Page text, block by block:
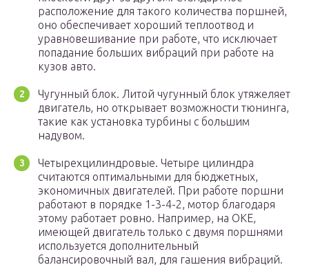
расположение для такого количества поршней,
оно обеспечивает хороший теплоотвод и
уравновешивание при работе, что исключает
попадание больших вибраций при работе на
кузов авто.
Чугунный блок. Литой чугунный блок утяжеляет
двигатель, но открывает возможности тюнинга,
такие как установка турбины с большим
надувом.
Четырехцилиндровые. Четыре цилиндра
считаются оптимальными для бюджетных,
экономичных двигателей. При работе поршни
работают в порядке 1-3-4-2, мотор благодаря
этому работает ровно. Например, на ОКЕ,
имеющей двигатель только с двумя поршнями
используется дополнительный
балансировочный вал, для гашения вибраций.